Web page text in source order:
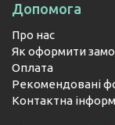
Допомога
Про нас
Як оформити
Оплата
Рекомендовані
Контактна